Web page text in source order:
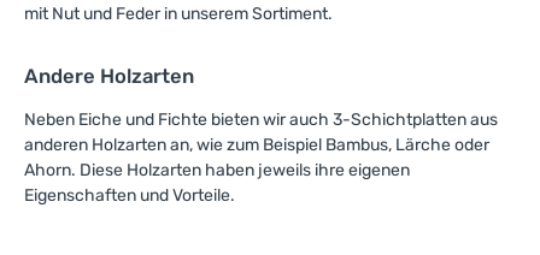
mit Nut und Feder in unserem Sortiment.
Andere Holzarten
Neben Eiche und Fichte bieten wir auch 3-Schichtplatten aus
anderen Holzarten an, wie zum Beispiel Bambus, Lärche oder
Ahorn. Diese Holzarten haben jeweils ihre eigenen
Eigenschaften und Vorteile.